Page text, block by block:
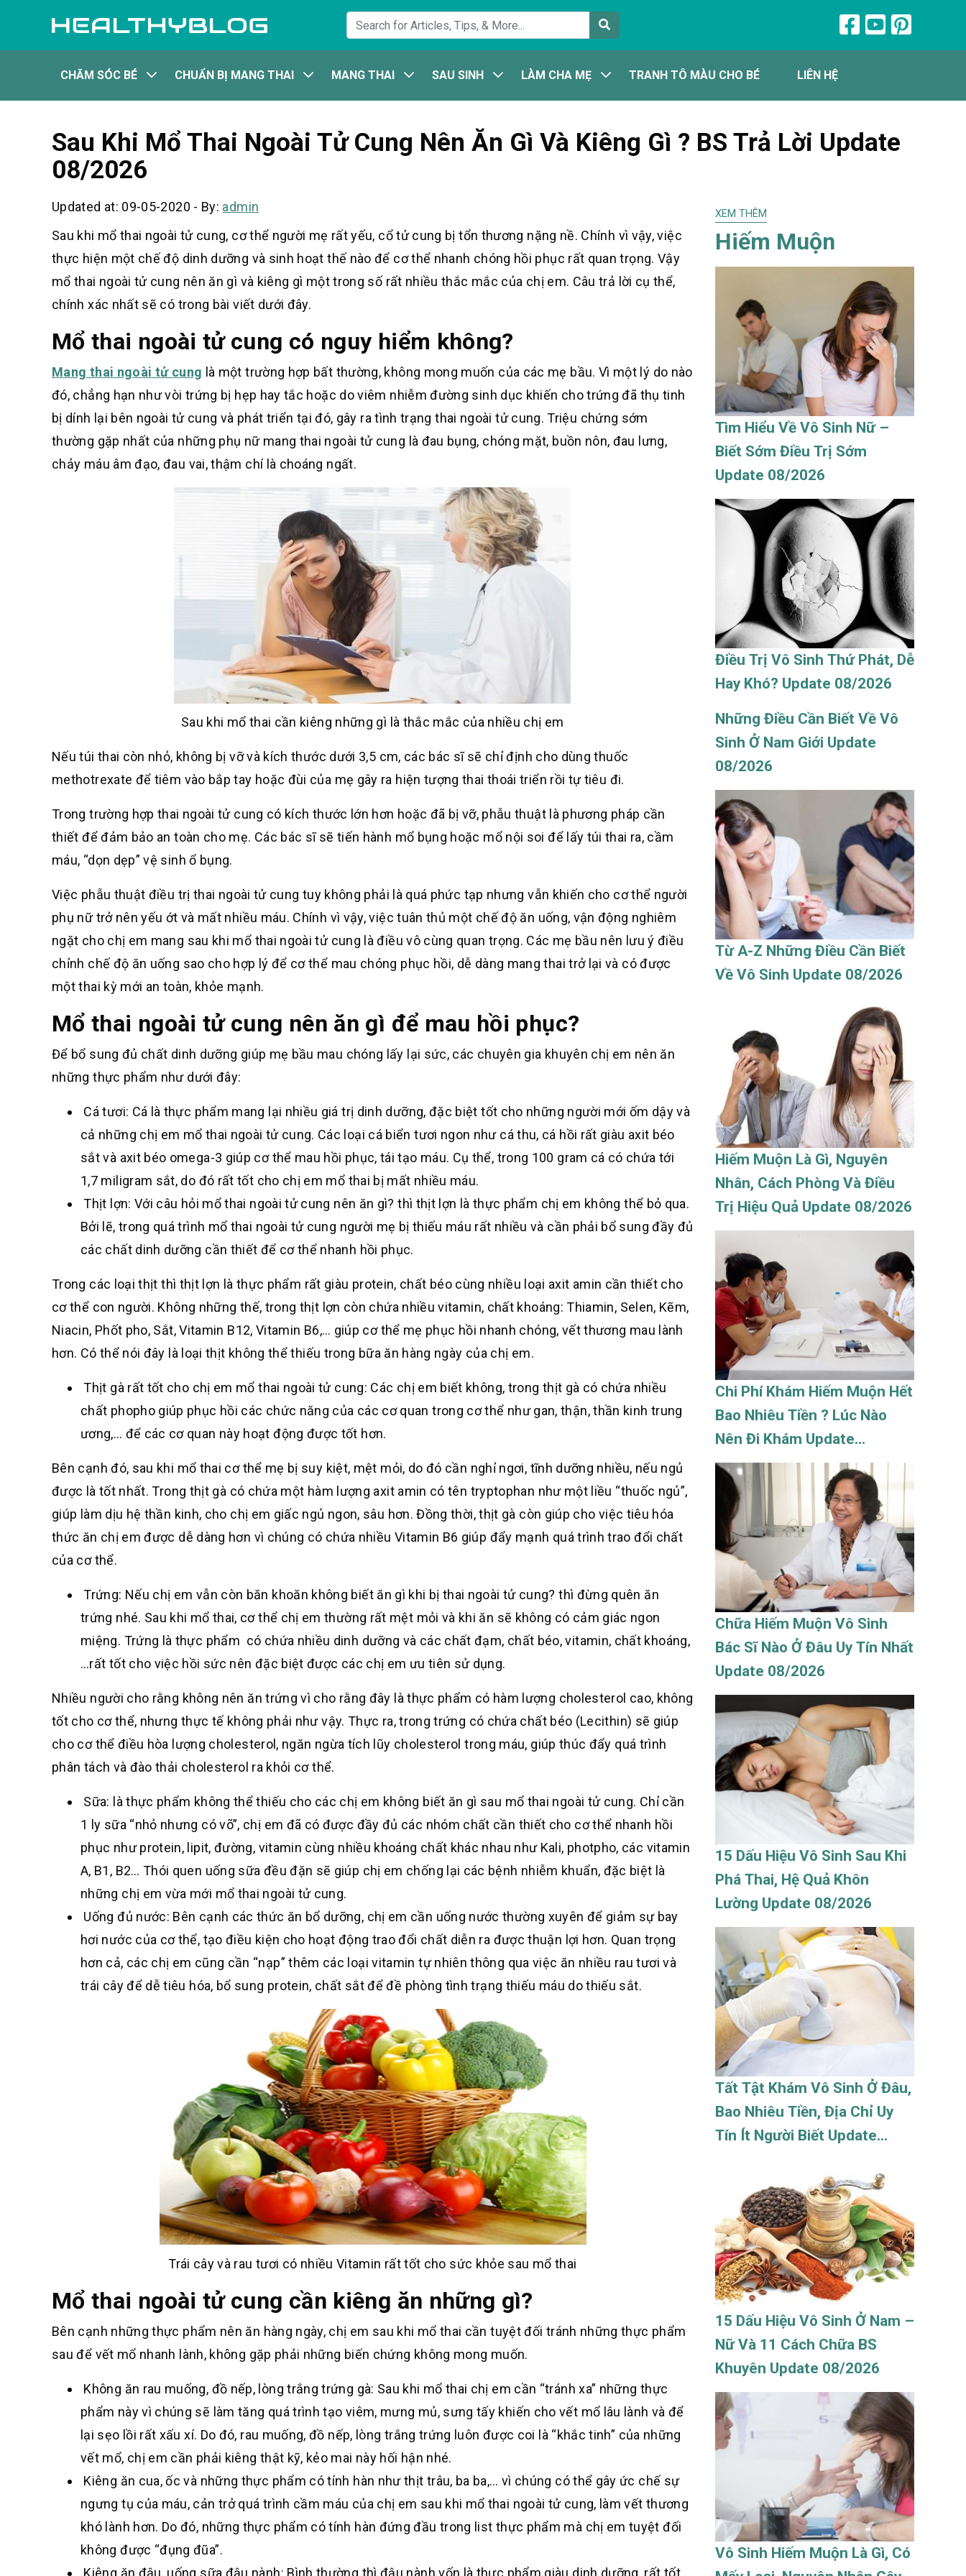
CHĂM SÓC BÉ CHUẨN BỊ MANG THAI MANG THAI SAU SINH LÀM CHA MẸ TRANH TÔ MÀU CHO BÉ LIÊN HỆ
Sau Khi Mổ Thai Ngoài Tử Cung Nên Ăn Gì Và Kiêng Gì ? BS Trả Lời Update
08/2026
Updated at: 09-05-2020 - By: admin
Sau khi mổ thai ngoài tử cung, cơ thể người mẹ rất yếu, cổ tử cung bị tổn thương nặng nề. Chính vì vậy, việc
thực hiện một chế độ dinh dưỡng và sinh hoạt thế nào để cơ thể nhanh chóng hồi phục rất quan trọng. Vậy
mổ thai ngoài tử cung nên ăn gì và kiêng gì một trong số rất nhiều thắc mắc của chị em. Câu trả lời cụ thể,
chính xác nhất sẽ có trong bài viết dưới đây.
Mổ thai ngoài tử cung có nguy hiểm không?
Mang thai ngoài tử cung là một trường hợp bất thường, không mong muốn của các mẹ bầu. Vì một lý do nào
đó, chẳng hạn như vòi trứng bị hẹp hay tắc hoặc do viêm nhiễm đường sinh dục khiến cho trứng đã thụ tinh
bị dính lại bên ngoài tử cung và phát triển tại đó, gây ra tình trạng thai ngoài tử cung. Triệu chứng sớm
thường gặp nhất của những phụ nữ mang thai ngoài tử cung là đau bụng, chóng mặt, buồn nôn, đau lưng,
chảy máu âm đạo, đau vai, thậm chí là choáng ngất.
Sau khi mổ thai cần kiêng những gì là thắc mắc của nhiều chị em
Nếu túi thai còn nhỏ, không bị vỡ và kích thước dưới 3,5 cm, các bác sĩ sẽ chỉ định cho dùng thuốc
methotrexate để tiêm vào bắp tay hoặc đùi của mẹ gây ra hiện tượng thai thoái triển rồi tự tiêu đi.
Trong trường hợp thai ngoài tử cung có kích thước lớn hơn hoặc đã bị vỡ, phẫu thuật là phương pháp cần
thiết để đảm bảo an toàn cho mẹ. Các bác sĩ sẽ tiến hành mổ bụng hoặc mổ nội soi để lấy túi thai ra, cầm
máu, “dọn dẹp” vệ sinh ổ bụng.
Việc phẫu thuật điều trị thai ngoài tử cung tuy không phải là quá phức tạp nhưng vẫn khiến cho cơ thể người
phụ nữ trở nên yếu ớt và mất nhiều máu. Chính vì vậy, việc tuân thủ một chế độ ăn uống, vận động nghiêm
ngặt cho chị em mang sau khi mổ thai ngoài tử cung là điều vô cùng quan trọng. Các mẹ bầu nên lưu ý điều
chỉnh chế độ ăn uống sao cho hợp lý để cơ thể mau chóng phục hồi, dễ dàng mang thai trở lại và có được
một thai kỳ mới an toàn, khỏe mạnh.
Mổ thai ngoài tử cung nên ăn gì để mau hồi phục?
Để bổ sung đủ chất dinh dưỡng giúp mẹ bầu mau chóng lấy lại sức, các chuyên gia khuyên chị em nên ăn
những thực phẩm như dưới đây:
Cá tươi: Cá là thực phẩm mang lại nhiều giá trị dinh dưỡng, đặc biệt tốt cho những người mới ốm dậy và
cả những chị em mổ thai ngoài tử cung. Các loại cá biển tươi ngon như cá thu, cá hồi rất giàu axit béo
sắt và axit béo omega-3 giúp cơ thể mau hồi phục, tái tạo máu. Cụ thể, trong 100 gram cá có chứa tới
1,7 miligram sắt, do đó rất tốt cho chị em mổ thai bị mất nhiều máu.
Thịt lợn: Với câu hỏi mổ thai ngoài tử cung nên ăn gì? thì thịt lợn là thực phẩm chị em không thể bỏ qua.
Bởi lẽ, trong quá trình mổ thai ngoài tử cung người mẹ bị thiếu máu rất nhiều và cần phải bổ sung đầy đủ
các chất dinh dưỡng cần thiết để cơ thể nhanh hồi phục.
Trong các loại thịt thì thịt lợn là thực phẩm rất giàu protein, chất béo cùng nhiều loại axit amin cần thiết cho
cơ thể con người. Không những thế, trong thịt lợn còn chứa nhiều vitamin, chất khoáng: Thiamin, Selen, Kẽm,
Niacin, Phốt pho, Sắt, Vitamin B12, Vitamin B6,… giúp cơ thể mẹ phục hồi nhanh chóng, vết thương mau lành
hơn. Có thể nói đây là loại thịt không thể thiếu trong bữa ăn hàng ngày của chị em.
Thịt gà rất tốt cho chị em mổ thai ngoài tử cung: Các chị em biết không, trong thịt gà có chứa nhiều
chất phopho giúp phục hồi các chức năng của các cơ quan trong cơ thể như gan, thận, thần kinh trung
ương,… để các cơ quan này hoạt động được tốt hơn.
Bên cạnh đó, sau khi mổ thai cơ thể mẹ bị suy kiệt, mệt mỏi, do đó cần nghỉ ngơi, tĩnh dưỡng nhiều, nếu ngủ
được là tốt nhất. Trong thịt gà có chứa một hàm lượng axit amin có tên tryptophan như một liều “thuốc ngủ”,
giúp làm dịu hệ thần kinh, cho chị em giấc ngủ ngon, sâu hơn. Đồng thời, thịt gà còn giúp cho việc tiêu hóa
thức ăn chị em được dễ dàng hơn vì chúng có chứa nhiều Vitamin B6 giúp đẩy mạnh quá trình trao đổi chất
của cơ thể.
Trứng: Nếu chị em vẫn còn băn khoăn không biết ăn gì khi bị thai ngoài tử cung? thì đừng quên ăn
trứng nhé. Sau khi mổ thai, cơ thể chị em thường rất mệt mỏi và khi ăn sẽ không có cảm giác ngon
miệng. Trứng là thực phẩm có chứa nhiều dinh dưỡng và các chất đạm, chất béo, vitamin, chất khoáng,
…rất tốt cho việc hồi sức nên đặc biệt được các chị em ưu tiên sử dụng.
Nhiều người cho rằng không nên ăn trứng vì cho rằng đây là thực phẩm có hàm lượng cholesterol cao, không
tốt cho cơ thể, nhưng thực tế không phải như vậy. Thực ra, trong trứng có chứa chất béo (Lecithin) sẽ giúp
cho cơ thể điều hòa lượng cholesterol, ngăn ngừa tích lũy cholesterol trong máu, giúp thúc đẩy quá trình
phân tách và đào thải cholesterol ra khỏi cơ thể.
Sữa: là thực phẩm không thể thiếu cho các chị em không biết ăn gì sau mổ thai ngoài tử cung. Chỉ cần
1 ly sữa “nhỏ nhưng có võ”, chị em đã có được đầy đủ các nhóm chất cần thiết cho cơ thể nhanh hồi
phục như protein, lipit, đường, vitamin cùng nhiều khoáng chất khác nhau như Kali, photpho, các vitamin
A, B1, B2… Thói quen uống sữa đều đặn sẽ giúp chị em chống lại các bệnh nhiễm khuẩn, đặc biệt là
những chị em vừa mới mổ thai ngoài tử cung.
Uống đủ nước: Bên cạnh các thức ăn bổ dưỡng, chị em cần uống nước thường xuyên để giảm sự bay
hơi nước của cơ thể, tạo điều kiện cho hoạt động trao đổi chất diễn ra được thuận lợi hơn. Quan trọng
hơn cả, các chị em cũng cần “nạp” thêm các loại vitamin tự nhiên thông qua việc ăn nhiều rau tươi và
trái cây để dễ tiêu hóa, bổ sung protein, chất sắt để đề phòng tình trạng thiếu máu do thiếu sắt.
Trái cây và rau tươi có nhiều Vitamin rất tốt cho sức khỏe sau mổ thai
Mổ thai ngoài tử cung cần kiêng ăn những gì?
Bên cạnh những thực phẩm nên ăn hàng ngày, chị em sau khi mổ thai cần tuyệt đối tránh những thực phẩm
sau để vết mổ nhanh lành, không gặp phải những biến chứng không mong muốn.
Không ăn rau muống, đồ nếp, lòng trắng trứng gà: Sau khi mổ thai chị em cần “tránh xa” những thực
phẩm này vì chúng sẽ làm tăng quá trình tạo viêm, mưng mủ, sưng tấy khiến cho vết mổ lâu lành và để
lại sẹo lồi rất xấu xí. Do đó, rau muống, đồ nếp, lòng trắng trứng luôn được coi là “khắc tinh” của những
vết mổ, chị em cần phải kiêng thật kỹ, kẻo mai này hối hận nhé.
Kiêng ăn cua, ốc và những thực phẩm có tính hàn như thịt trâu, ba ba,… vì chúng có thể gây ức chế sự
ngưng tụ của máu, cản trở quá trình cầm máu của chị em sau khi mổ thai ngoài tử cung, làm vết thương
khó lành hơn. Do đó, những thực phẩm có tính hàn đứng đầu trong list thực phẩm mà chị em tuyệt đối
không được “đụng đũa”.
Kiêng ăn đậu, uống sữa đậu nành: Bình thường thì đậu nành vốn là thực phẩm giàu dinh dưỡng, rất tốt
XEM THÊM
Hiếm Muộn
Tìm Hiểu Về Vô Sinh Nữ –
Biết Sớm Điều Trị Sớm
Update 08/2026
Điều Trị Vô Sinh Thứ Phát, Dễ
Hay Khó? Update 08/2026
Những Điều Cần Biết Về Vô
Sinh Ở Nam Giới Update
08/2026
Từ A-Z Những Điều Cần Biết
Về Vô Sinh Update 08/2026
Hiếm Muộn Là Gì, Nguyên
Nhân, Cách Phòng Và Điều
Trị Hiệu Quả Update 08/2026
Chi Phí Khám Hiếm Muộn Hết
Bao Nhiêu Tiền ? Lúc Nào
Nên Đi Khám Update
08/2026
Chữa Hiếm Muộn Vô Sinh
Bác Sĩ Nào Ở Đâu Uy Tín Nhất
Update 08/2026
15 Dấu Hiệu Vô Sinh Sau Khi
Phá Thai, Hệ Quả Khôn
Lường Update 08/2026
Tất Tật Khám Vô Sinh Ở Đâu,
Bao Nhiêu Tiền, Địa Chỉ Uy
Tín Ít Người Biết Update
15 Dấu Hiệu Vô Sinh Ở Nam –
Nữ Và 11 Cách Chữa BS
Khuyên Update 08/2026
Vô Sinh Hiếm Muộn Là Gì, Có